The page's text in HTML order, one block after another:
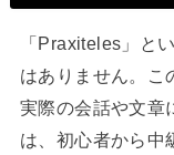
「Praxiteles」と
はありません。こ
実際の会話や文章
は、初心者から中